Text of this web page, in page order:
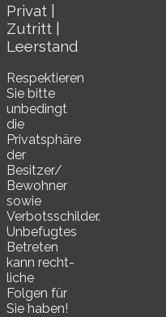
Privat |
Zutritt |
Leerstand
Respektieren
Sie bitte
unbe­dingt
die
Privatsphäre
der
Besitzer/​
Bewohner
sowie
Verbotsschilder.
Unbefugtes
Betreten
kann recht­
li­che
Folgen für
Sie haben!